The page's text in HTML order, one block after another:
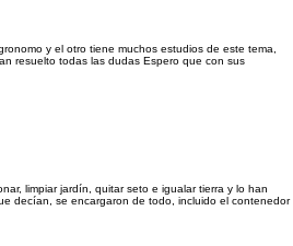
y el otro tiene muchos estudios de este tema,
resuelto todas las dudas Espero que con sus
limpiar jardín, quitar seto e igualar tierra y lo han
decían, se encargaron de todo, incluido el contenedor